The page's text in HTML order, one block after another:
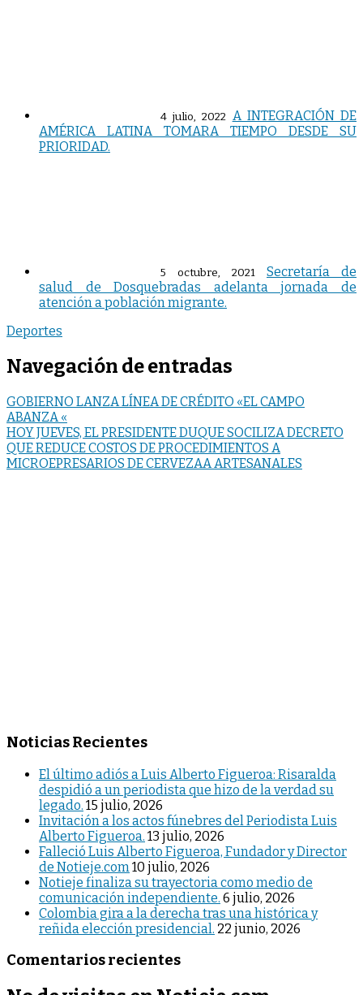
4 julio, 2022 A INTEGRACIÓN DE
AMÉRICA LATINA TOMARA TIEMPO DESDE SU
PRIORIDAD.
5 octubre, 2021
Secretaría de
salud de Dosquebradas adelanta jornada de
atención a población migrante.
Deportes
Navegación de entradas
GOBIERNO LANZA LÍNEA DE CRÉDITO «EL CAMPO
ABANZA «
HOY JUEVES, EL PRESIDENTE DUQUE SOCILIZA DECRETO
QUE REDUCE COSTOS DE PROCEDIMIENTOS A
MICROEPRESARIOS DE CERVEZAA ARTESANALES
Noticias Recientes
El último adiós a Luis Alberto Figueroa: Risaralda
despidió a un periodista que hizo de la verdad su
legado. 15 julio, 2026
Invitación a los actos fúnebres del Periodista Luis
Alberto Figueroa. 13 julio, 2026
Falleció Luis Alberto Figueroa, Fundador y Director
de Notieje.com 10 julio, 2026
Notieje finaliza su trayectoria como medio de
comunicación independiente. 6 julio, 2026
Colombia gira a la derecha tras una histórica y
reñida elección presidencial. 22 junio, 2026
Comentarios recientes